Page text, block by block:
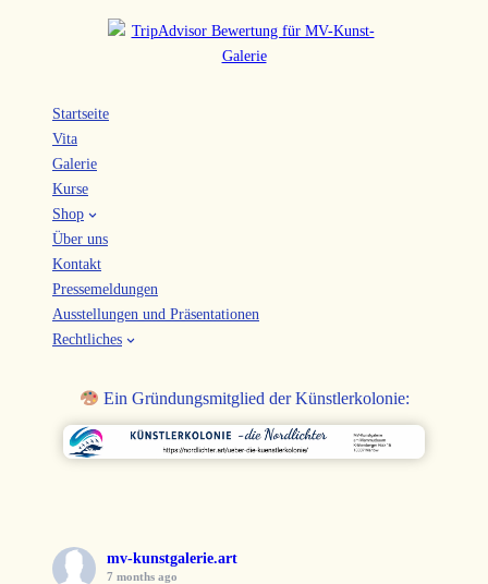
Startseite
Vita
Galerie
Kurse
Shop
Über uns
Kontakt
Pressemeldungen
Ausstellungen und Präsentationen
Rechtliches
Ein Gründungsmitglied der Künstlerkolonie:
mv-kunstgalerie.art
7 months ago